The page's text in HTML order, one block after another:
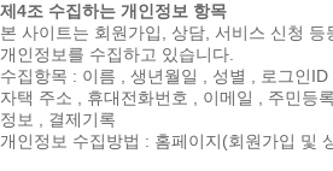
제4조 수집하는 개인정보 항목
본 사이트는 회원가입, 상담, 서비스 신청 등
개인정보를 수집하고 있습니다.
수집항목 : 이름 , 생년월일 , 성별 , 로그인
자택 주소 , 휴대전화번호 , 이메일 , 주민등
정보 , 결제기록
개인정보 수집방법 : 홈페이지(회원가입 및